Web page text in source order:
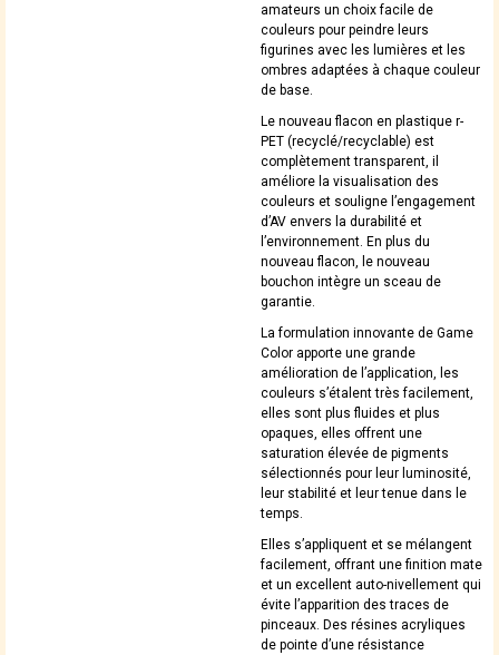
amateurs un choix facile de
couleurs pour peindre leurs
figurines avec les lumières et les
ombres adaptées à chaque couleur
de base.
Le nouveau flacon en plastique r-
PET (recyclé/recyclable) est
complètement transparent, il
améliore la visualisation des
couleurs et souligne l’engagement
d’AV envers la durabilité et
l’environnement. En plus du
nouveau flacon, le nouveau
bouchon intègre un sceau de
garantie.
La formulation innovante de Game
Color apporte une grande
amélioration de l’application, les
couleurs s’étalent très facilement,
elles sont plus fluides et plus
opaques, elles offrent une
saturation élevée de pigments
sélectionnés pour leur luminosité,
leur stabilité et leur tenue dans le
temps.
Elles s’appliquent et se mélangent
facilement, offrant une finition mate
et un excellent auto-nivellement qui
évite l’apparition des traces de
pinceaux. Des résines acryliques
de pointe d’une résistance